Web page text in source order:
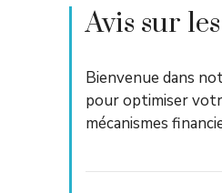
Avis sur
Bienvenue dans
pour optimiser
mécanismes